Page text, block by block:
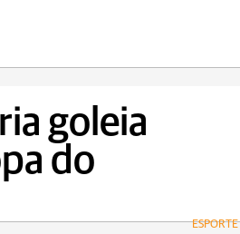
goleia
do
ESPORTE